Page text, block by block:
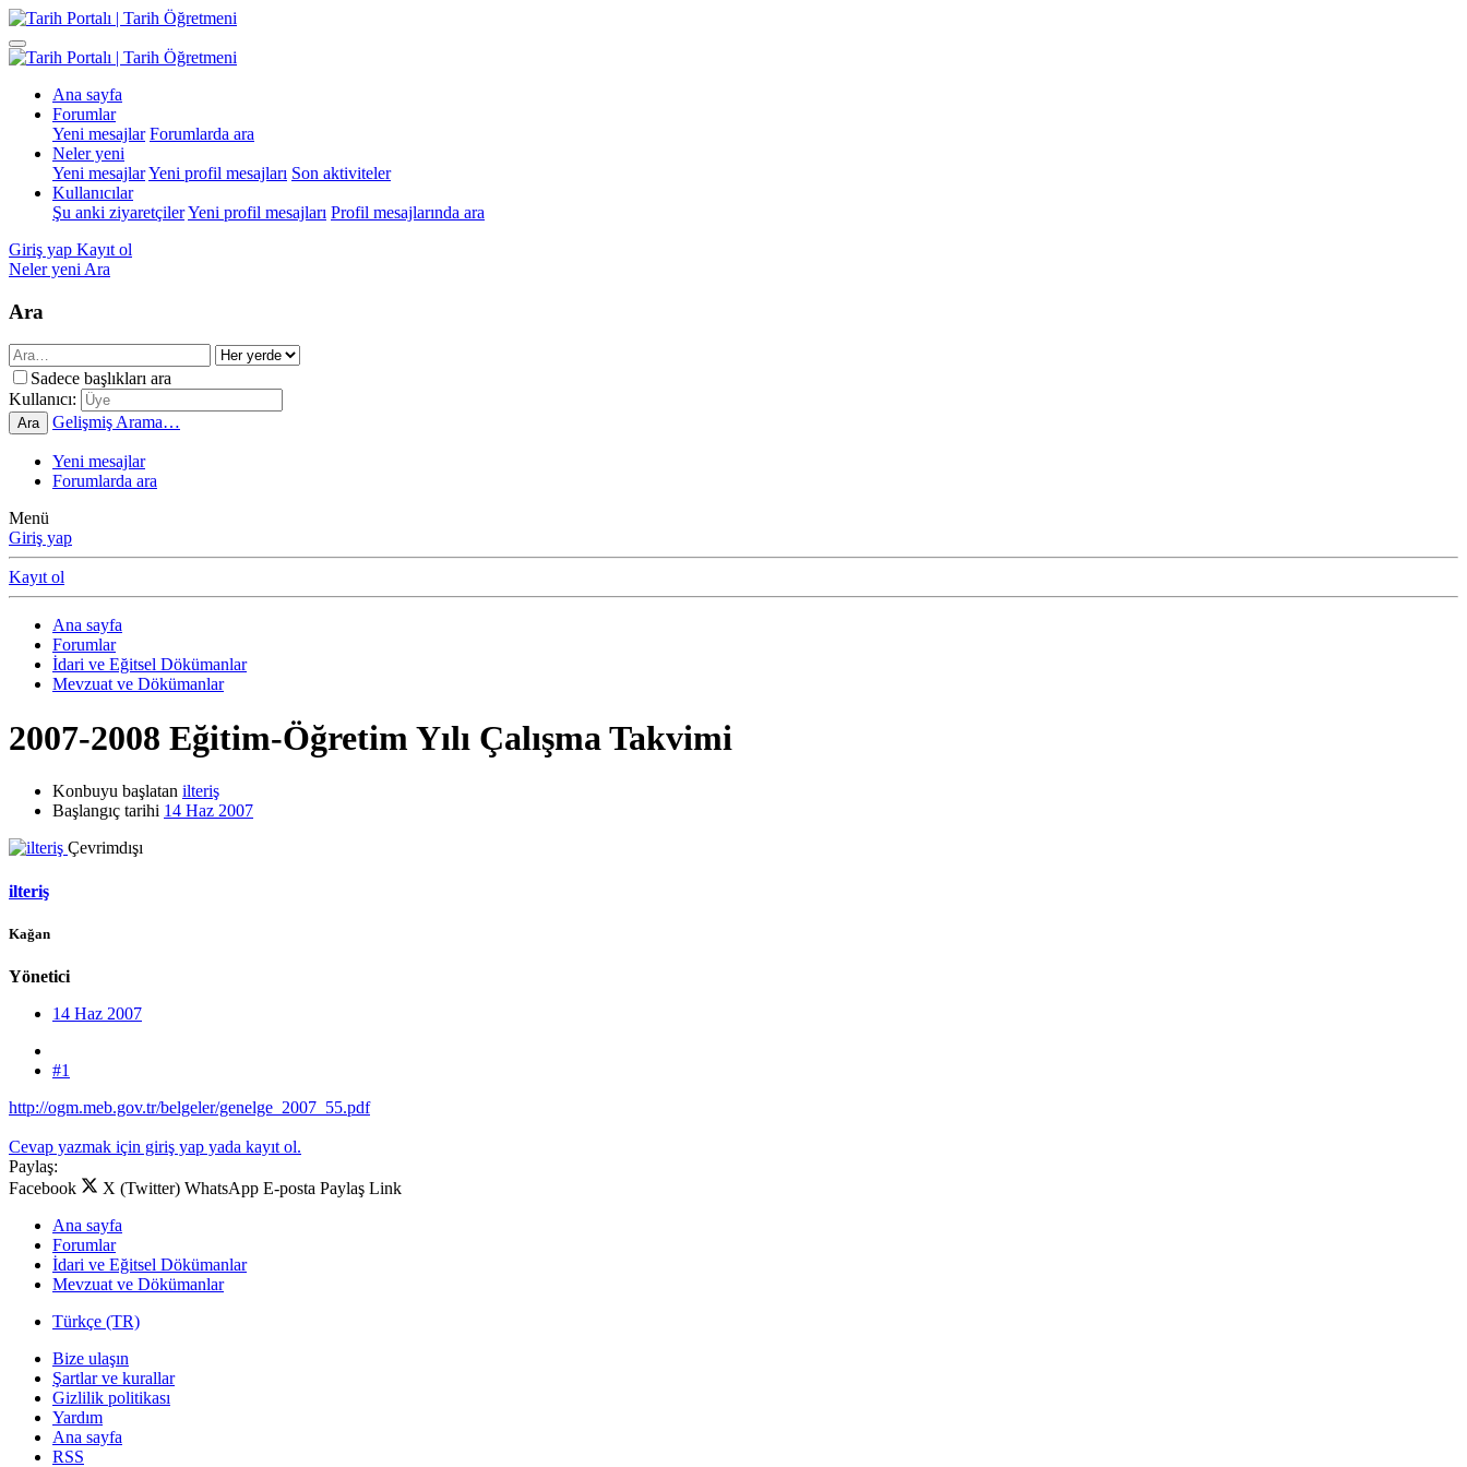
Ana sayfa
Forumlar
Yeni mesajlar Forumlarda ara
Neler yeni
Yeni mesajlarYeni profil mesajları Son aktiviteler
Kullanıcılar
Şu anki ziyaretçilerYeni profil mesajları Profil mesajlarında ara
Giriş yap Kayıt ol
Neler yeni Ara
Ara
Sadece başlıkları ara
Kullanıcı:
Ara Gelişmiş Arama…
Yeni mesajlar
Forumlarda ara
Menü
Giriş yap
Kayıt ol
Ana sayfa
Forumlar
İdari ve Eğitsel Dökümanlar
Mevzuat ve Dökümanlar
2007-2008 Eğitim-Öğretim Yılı Çalışma Takvimi
Konbuyu başlatan ilteriş
Başlangıç tarihi 14 Haz 2007
Çevrimdışı
ilteriş
Kağan
Yönetici
14 Haz 2007
#1
http://ogm.meb.gov.tr/belgeler/genelge_2007_55.pdf
Cevap yazmak için giriş yap yada kayıt ol.
Paylaş:
Facebook
X (Twitter) WhatsApp E-posta Paylaş Link
Ana sayfa
Forumlar
İdari ve Eğitsel Dökümanlar
Mevzuat ve Dökümanlar
Türkçe (TR)
Bize ulaşın
Şartlar ve kurallar
Gizlilik politikası
Yardım
Ana sayfa
RSS